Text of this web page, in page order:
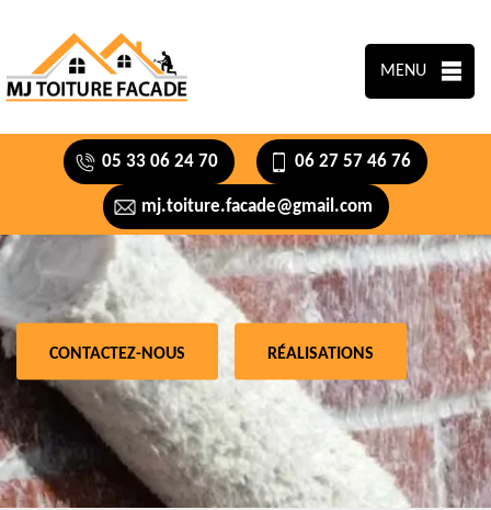
MENU
05 33 06 24 70 06 27 57 46 76
mj.toiture.facade@gmail.com
CONTACTEZ-NOUS RÉALISATIONS